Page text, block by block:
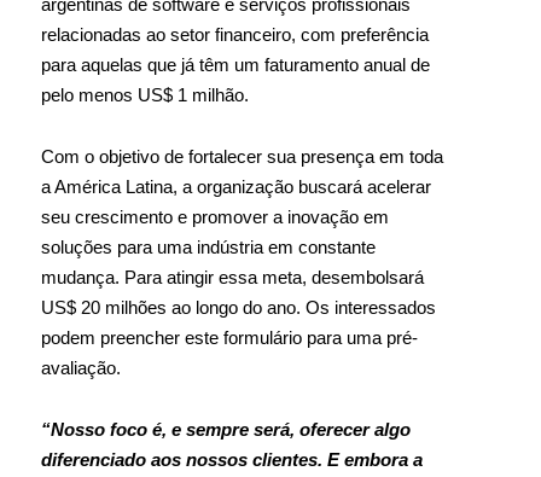
relacionadas ao setor financeiro, com preferência
para aquelas que já têm um faturamento anual de
pelo menos US$ 1 milhão.
Com o objetivo de fortalecer sua presença em toda
a América Latina, a organização buscará acelerar
seu crescimento e promover a inovação em
soluções para uma indústria em constante
mudança. Para atingir essa meta, desembolsará
US$ 20 milhões ao longo do ano. Os interessados
podem preencher este formulário para uma pré-
avaliação.
“Nosso foco é, e sempre será, oferecer algo
diferenciado aos nossos clientes. E embora a